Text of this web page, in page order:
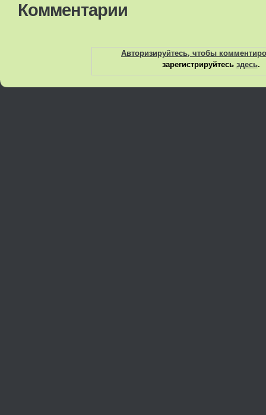
Комментарии
Авторизируйтесь, чтобы
зарегистрируйтесь здесь.